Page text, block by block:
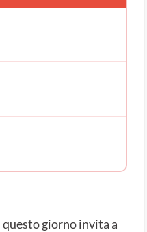
questo giorno invita a